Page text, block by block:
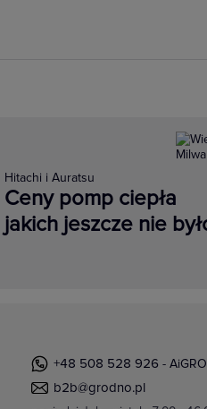
Hitachi i Auratsu
Ceny pomp ciepła
jakich jeszcze nie
+48 508 528 926 -
b2b@grodno.pl